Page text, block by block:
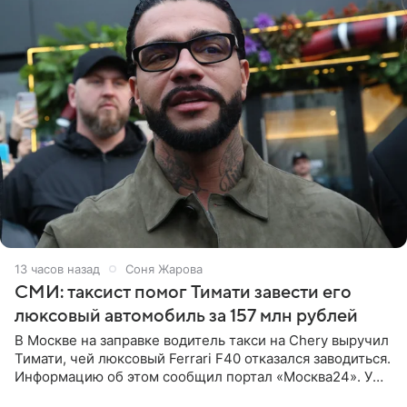
13 часов назад Соня Жарова
СМИ: таксист помог Тимати завести его
люксовый автомобиль за 157 млн рублей
В Москве на заправке водитель такси на Chery выручил
Тимати, чей люксовый Ferrari F40 отказался заводиться.
Информацию об этом сообщил портал «Москва24». У